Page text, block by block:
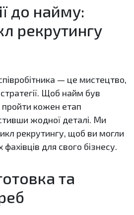
до найму:
рекрутингу
— це мистецтво,
стратегії. Щоб найм був
кожен етап
жодної деталі. Ми
рекрутингу, щоб ви могли
для свого бізнесу.
та